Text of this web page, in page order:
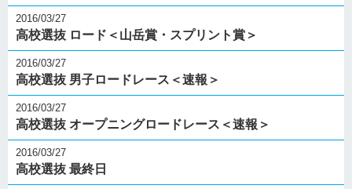
2016/03/27
高校選抜 ロード＜山岳賞・スプリント賞＞
2016/03/27
高校選抜 男子ロードレース＜速報＞
2016/03/27
高校選抜 オープニングロードレース＜速報＞
2016/03/27
高校選抜 最終日